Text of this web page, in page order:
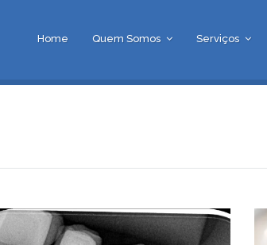
Home Quem Somos Serviços